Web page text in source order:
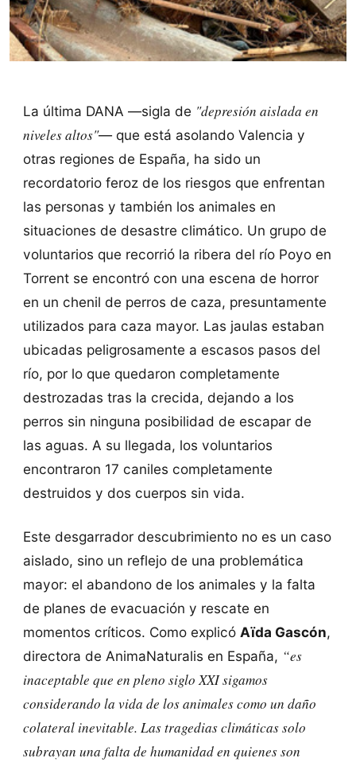
La última DANA —sigla de "depresión aislada en
niveles altos"— que está asolando Valencia y
otras regiones de España, ha sido un
recordatorio feroz de los riesgos que enfrentan
las personas y también los animales en
situaciones de desastre climático. Un grupo de
voluntarios que recorrió la ribera del río Poyo en
Torrent se encontró con una escena de horror
en un chenil de perros de caza, presuntamente
utilizados para caza mayor. Las jaulas estaban
ubicadas peligrosamente a escasos pasos del
río, por lo que quedaron completamente
destrozadas tras la crecida, dejando a los
perros sin ninguna posibilidad de escapar de
las aguas. A su llegada, los voluntarios
encontraron 17 caniles completamente
destruidos y dos cuerpos sin vida.
Este desgarrador descubrimiento no es un caso
aislado, sino un reflejo de una problemática
mayor: el abandono de los animales y la falta
de planes de evacuación y rescate en
momentos críticos. Como explicó Aïda Gascón,
directora de AnimaNaturalis en España, “es
inaceptable que en pleno siglo XXI sigamos
considerando la vida de los animales como un daño
colateral inevitable. Las tragedias climáticas solo
subrayan una falta de humanidad en quienes son